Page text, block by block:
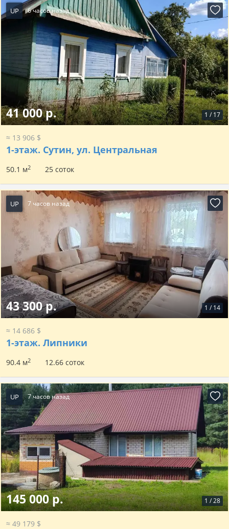
UP 6 часов назад
1 / 17
41 000 р.
≈ 13 906 $
1-этаж. Сутин, ул. Центральная
50.1 м2 25 соток
UP 7 часов назад
1 / 14
43 300 р.
≈ 14 686 $
1-этаж. Липники
90.4 м2 12.66 соток
UP 7 часов назад
1 /28
145 000 р.
≈ 49 179 $